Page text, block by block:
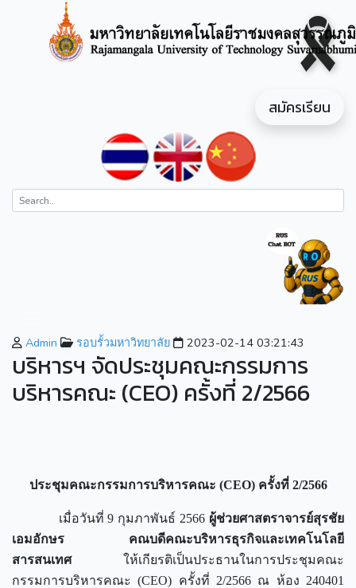
สมัครเรียน
Admin รอบรั้วมหาวิทยาลัย 2023-02-14 03:21:43
บริหารฯ จัดประชุมคณะกรรมการ
บริหารคณะ (CEO) ครั้งที่ 2/2566
ประชุมคณะกรรมการบริหารคณะ (CEO) ครั้งที่ 2/2566
เมื่อวันที่ 9 กุมภาพันธ์ 2566 ผู้ช่วยศาสตราจารย์สุรชัย
เอมอักษร คณบดีคณะบริหารธุรกิจและเทคโนโลยี
สารสนเทศ ให้เกียรติเป็นประธานในการประชุมคณะ
กรรมการบริหารคณะ (CEO) ครั้งที่ 2/2566 ณ ห้อง 240401